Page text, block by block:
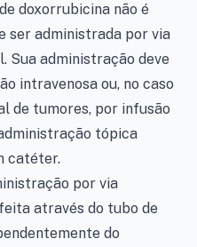
doxorrubicina não é
ser administrada por via
Sua administração deve
intravenosa ou, no caso
de tumores, por infusão
tópica
catéter.
por via
através do tubo de
do